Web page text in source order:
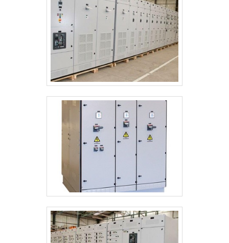
temporario de alta tensão:Comprometida
com os serviços; Responsável;Altamente
qualificada;Inovadora; Segura. OUTROS
DETALHES IMPORTANTES SOBRE A
EMPRESASomente na Ritz SP existem as
melhores condições para quem deseja
achar o que precisa para aterramento
temporario de alta tensão. É possível
encontrar itens variados com tecnologia de
ponta, como detectores de tensão e
coberturas protetoras.É reconhecida por
ser comprometida com os serviços e
inovadora, padrões possíveis por contar
com escritório de alta qualidade onde são
realizadas as atividades e tecnologia de
ponta. Tudo isso, unido a um time de
colaboradores aptos para ajudar a
especificar os mais diversos
equipamentos para manutenção e